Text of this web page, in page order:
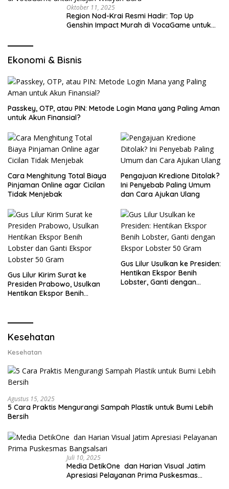
Oktober 11, 2025
Region Nod-Krai Resmi Hadir: Top Up
Genshin Impact Murah di VocaGame untuk
Ekonomi & Bisnis
Passkey, OTP, atau PIN: Metode Login Mana yang Paling Aman
untuk Akun Finansial?
Cara Menghitung Total Biaya
Pinjaman Online agar Cicilan
Tidak Menjebak
Pengajuan Kredione Ditolak?
Ini Penyebab Paling Umum
dan Cara Ajukan Ulang
Gus Lilur Kirim Surat ke
Presiden Prabowo, Usulkan
Hentikan Ekspor Benih
Gus Lilur Usulkan ke Presiden:
Hentikan Ekspor Benih
Lobster, Ganti dengan
Kesehatan
Kesehatan
Agustus 15, 2025
5 Cara Praktis Mengurangi Sampah Plastik untuk Bumi Lebih
Bersih
Juli 10, 2025
Media DetikOne dan Harian Visual Jatim
Apresiasi Pelayanan Prima Puskesmas